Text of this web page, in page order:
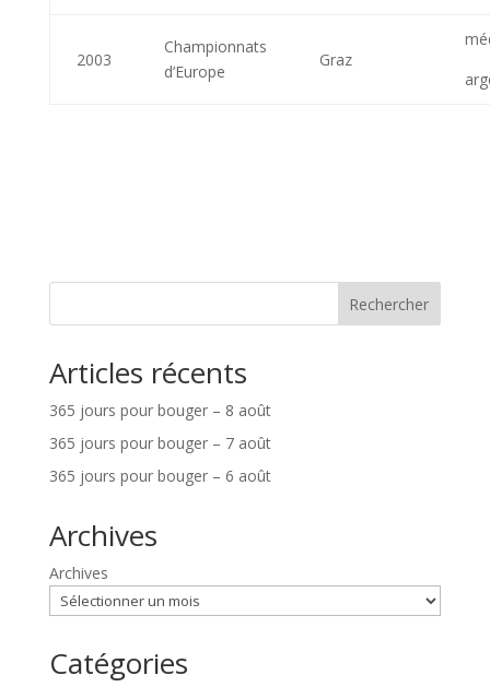
2003
Championnats
d’Europe
Graz
Rechercher
Articles récents
365 jours pour bouger – 8 août
365 jours pour bouger – 7 août
365 jours pour bouger – 6 août
Archives
Archives
Catégories